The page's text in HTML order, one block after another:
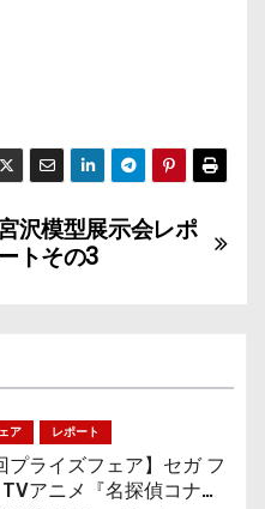
沢模型展示会レポ
トその3
ア レポート
ライズフェア】セガ フ
アニメ『名探偵コナ